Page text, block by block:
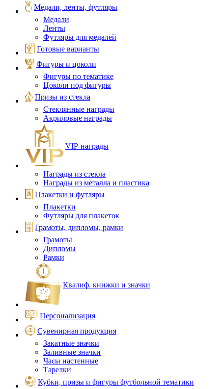
Медали, ленты, футляры
Медали
Ленты
Футляры для медалей
Готовые варианты
Фигуры и цоколи
Фигуры по тематике
Цоколи под фигуры
Призы из стекла
Стеклянные награды
Акриловые награды
VIP‑награды
Награды из стекла
Награды из металла и пластика
Плакетки и футляры
Плакетки
Футляры для плакеток
Грамоты, дипломы, рамки
Грамоты
Дипломы
Рамки
Квалиф. книжки и значки
Персонализация
Сувенирная продукция
Закатные значки
Заливные значки
Часы настенные
Тарелки
Кубки, призы и фигуры футбольной тематики